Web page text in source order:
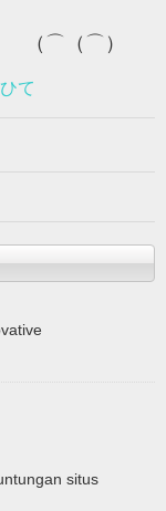
⌒）
て
situs